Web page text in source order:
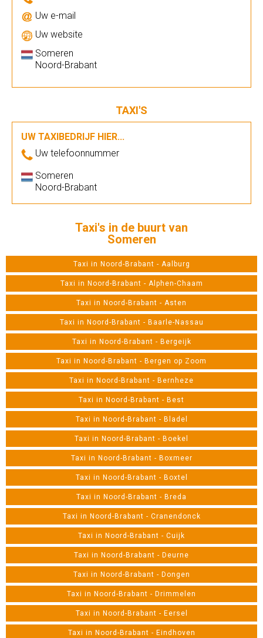
Uw e-mail
Uw website
Someren
Noord-Brabant
TAXI'S
UW TAXIBEDRIJF HIER...
Uw telefoonnummer
Someren
Noord-Brabant
Taxi's in de buurt van
Someren
Taxi in Noord-Brabant - Aalburg
Taxi in Noord-Brabant - Alphen-Chaam
Taxi in Noord-Brabant - Asten
Taxi in Noord-Brabant - Baarle-Nassau
Taxi in Noord-Brabant - Bergeijk
Taxi in Noord-Brabant - Bergen op Zoom
Taxi in Noord-Brabant - Bernheze
Taxi in Noord-Brabant - Best
Taxi in Noord-Brabant - Bladel
Taxi in Noord-Brabant - Boekel
Taxi in Noord-Brabant - Boxmeer
Taxi in Noord-Brabant - Boxtel
Taxi in Noord-Brabant - Breda
Taxi in Noord-Brabant - Cranendonck
Taxi in Noord-Brabant - Cuijk
Taxi in Noord-Brabant - Deurne
Taxi in Noord-Brabant - Dongen
Taxi in Noord-Brabant - Drimmelen
Taxi in Noord-Brabant - Eersel
Taxi in Noord-Brabant - Eindhoven